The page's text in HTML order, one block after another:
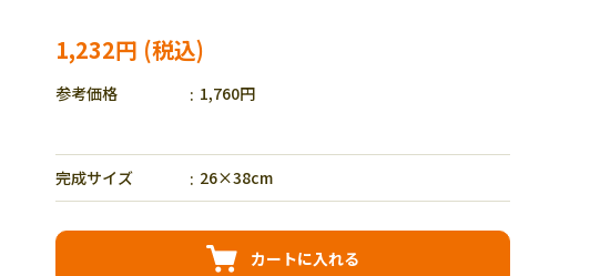
1,232円
参考価格 1,760円
完成サイズ 26×38cm
カートに入れる